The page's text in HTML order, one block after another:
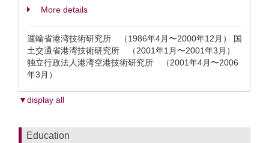
More details
運輸省港湾技術研究所 （1986年4月〜2000年12月） 国
土交通省港湾技術研究所 （2001年1月〜2001年3月）
独立行政法人港湾空港技術研究所 （2001年4月〜2006
年3月）
▼display all
Education